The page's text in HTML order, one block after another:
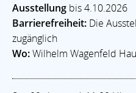
Ausstellung bis 4.10.2026
Barrierefreiheit: Die
zugänglich
Wo:Wilhelm Wagenfeld